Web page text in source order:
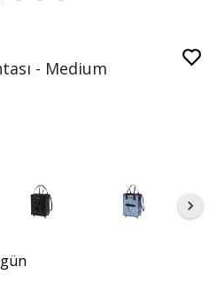
- Medium